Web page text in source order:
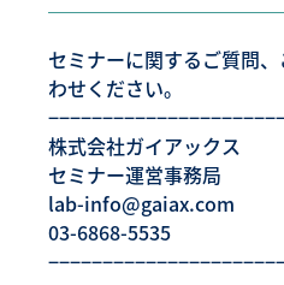
セミナーに関するご質問
わせください。
株式会社ガイアックス
セミナー運営事務局
lab-info@gaiax.com
03-6868-5535